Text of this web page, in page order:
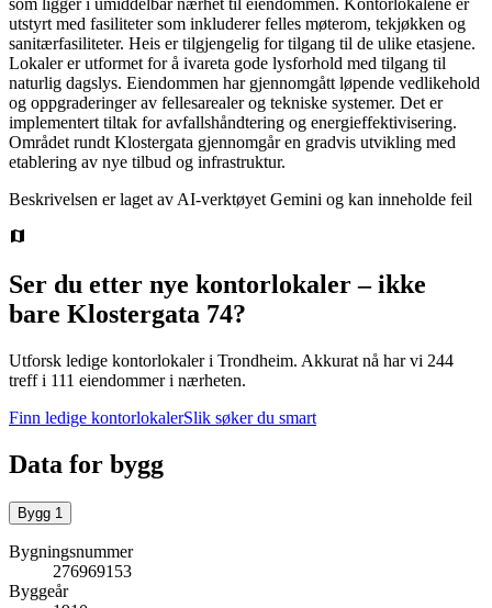
utstyrt med fasiliteter som inkluderer felles møterom, tekjøkken og
sanitærfasiliteter. Heis er tilgjengelig for tilgang til de ulike etasjene.
Lokaler er utformet for å ivareta gode lysforhold med tilgang til
naturlig dagslys. Eiendommen har gjennomgått løpende vedlikehold
og oppgraderinger av fellesarealer og tekniske systemer. Det er
implementert tiltak for avfallshåndtering og energieffektivisering.
Området rundt Klostergata gjennomgår en gradvis utvikling med
etablering av nye tilbud og infrastruktur.
Beskrivelsen er laget av AI-verktøyet Gemini og kan inneholde feil
Ser du etter nye kontorlokaler – ikke
bare Klostergata 74?
Utforsk ledige kontorlokaler i Trondheim. Akkurat nå har vi 244
treff i 111 eiendommer i nærheten.
Finn ledige kontorlokalerSlik søker du smart
Data for bygg
Bygg 1
Bygningsnummer
276969153
Byggeår